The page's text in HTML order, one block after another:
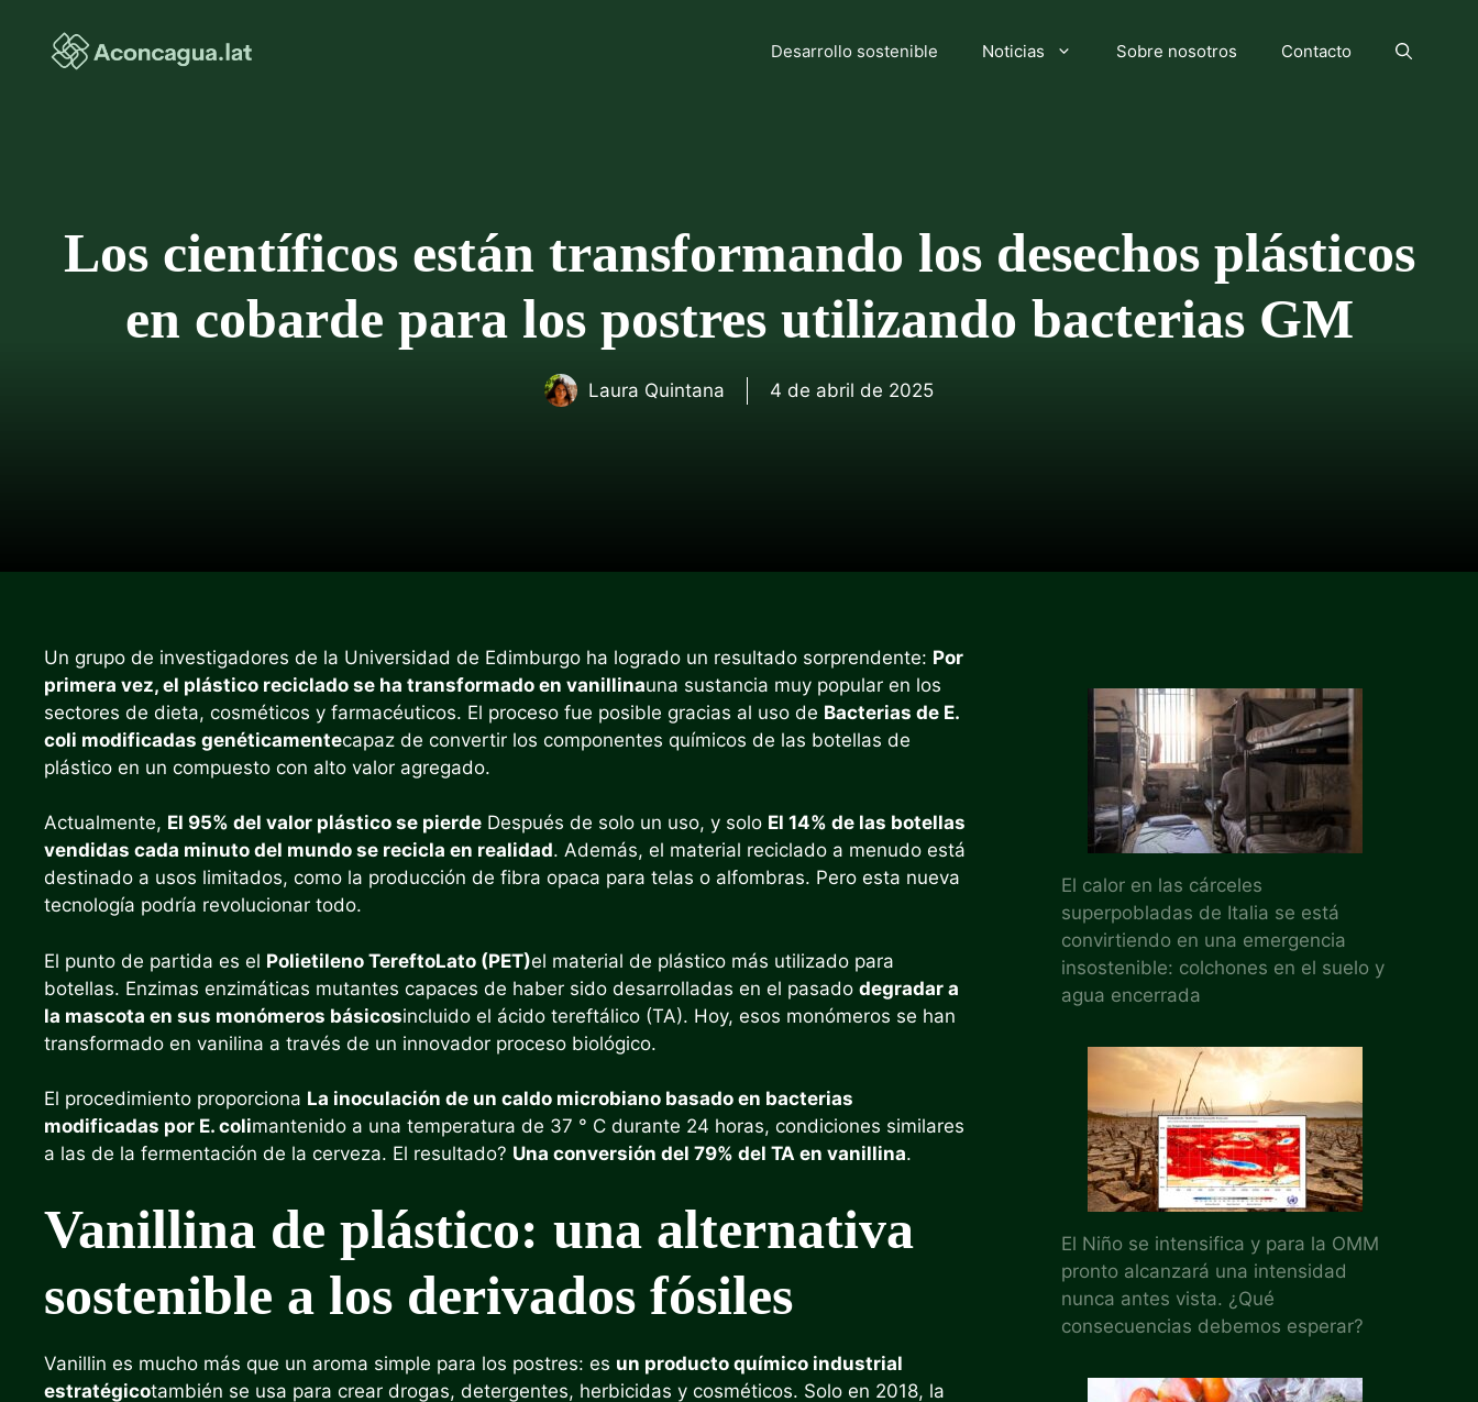
contenido
Desarrollo sostenible Noticias Sobre nosotros Contacto
Los científicos están transformando los desechos plásticos
en cobarde para los postres utilizando bacterias GM
Laura Quintana 4 de abril de 2025
Un grupo de investigadores de la Universidad de Edimburgo ha logrado un resultado sorprendente: Por
primera vez, el plástico reciclado se ha transformado en vanillinauna sustancia muy popular en los
sectores de dieta, cosméticos y farmacéuticos. El proceso fue posible gracias al uso de Bacterias de E.
coli modificadas genéticamentecapaz de convertir los componentes químicos de las botellas de
plástico en un compuesto con alto valor agregado.
Actualmente, El 95% del valor plástico se pierde Después de solo un uso, y solo El 14% de las botellas
vendidas cada minuto del mundo se recicla en realidad. Además, el material reciclado a menudo está
destinado a usos limitados, como la producción de fibra opaca para telas o alfombras. Pero esta nueva
tecnología podría revolucionar todo.
El punto de partida es el Polietileno TereftoLato (PET)el material de plástico más utilizado para
botellas. Enzimas enzimáticas mutantes capaces de haber sido desarrolladas en el pasado degradar a
la mascota en sus monómeros básicosincluido el ácido tereftálico (TA). Hoy, esos monómeros se han
transformado en vanilina a través de un innovador proceso biológico.
El procedimiento proporciona La inoculación de un caldo microbiano basado en bacterias
modificadas por E. colimantenido a una temperatura de 37 ° C durante 24 horas, condiciones similares
a las de la fermentación de la cerveza. El resultado? Una conversión del 79% del TA en vanillina.
Vanillina de plástico: una alternativa
sostenible a los derivados fósiles
Vanillin es mucho más que un aroma simple para los postres: es un producto químico industrial
estratégicotambién se usa para crear drogas, detergentes, herbicidas y cosméticos. Solo en 2018, la
El calor en las cárceles
superpobladas de Italia se está
convirtiendo en una emergencia
insostenible: colchones en el suelo y
agua encerrada
El Niño se intensifica y para la OMM
pronto alcanzará una intensidad
nunca antes vista. ¿Qué
consecuencias debemos esperar?